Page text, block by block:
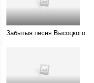
Забытыя песня Высоцкого